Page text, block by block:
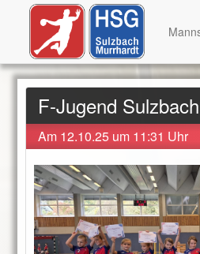
F-Jugend
Am 12.10.25 um 11:31 Uhr